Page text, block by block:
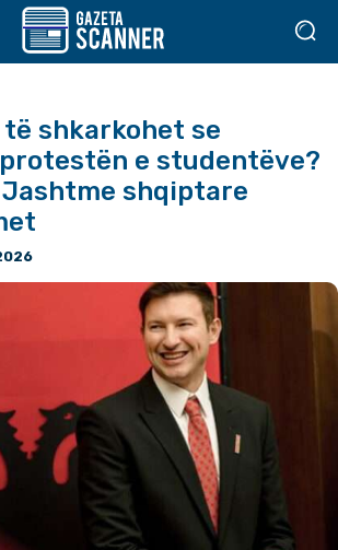
të shkarkohet se
e studentëve?
shqiptare